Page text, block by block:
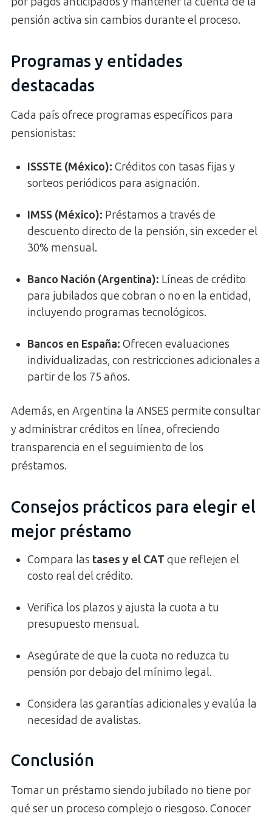
pensión activa sin cambios durante el proceso.
Programas y entidades
destacadas
Cada país ofrece programas específicos para
pensionistas:
ISSSTE (México): Créditos con tasas fijas y
sorteos periódicos para asignación.
IMSS (México): Préstamos a través de
descuento directo de la pensión, sin exceder el
30% mensual.
Banco Nación (Argentina): Líneas de crédito
para jubilados que cobran o no en la entidad,
incluyendo programas tecnológicos.
Bancos en España: Ofrecen evaluaciones
individualizadas, con restricciones adicionales a
partir de los 75 años.
Además, en Argentina la ANSES permite consultar
y administrar créditos en línea, ofreciendo
transparencia en el seguimiento de los
préstamos.
Consejos prácticos para elegir el
mejor préstamo
Compara las tases y el CAT que reflejen el
costo real del crédito.
Verifica los plazos y ajusta la cuota a tu
presupuesto mensual.
Asegúrate de que la cuota no reduzca tu
pensión por debajo del mínimo legal.
Considera las garantías adicionales y evalúa la
necesidad de avalistas.
Conclusión
Tomar un préstamo siendo jubilado no tiene por
qué ser un proceso complejo o riesgoso. Conocer